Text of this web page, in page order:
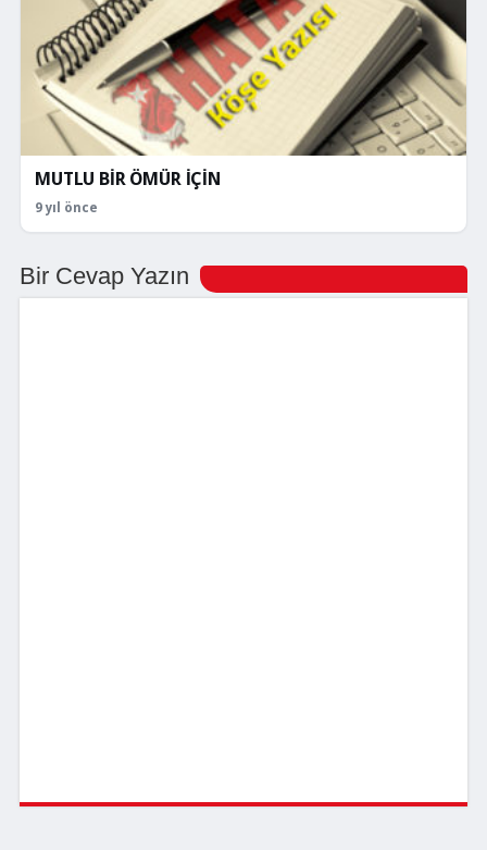
MUTLU BİR ÖMÜR İÇİN
9 yıl önce
Bir Cevap Yazın